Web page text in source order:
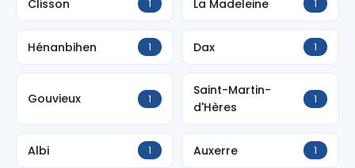
Clisson 1 La Madeleine 1
Hénanbihen 1 Dax 1
Gouvieux 1
Saint-Martin-
d'Hères
1
Albi 1 Auxerre 1